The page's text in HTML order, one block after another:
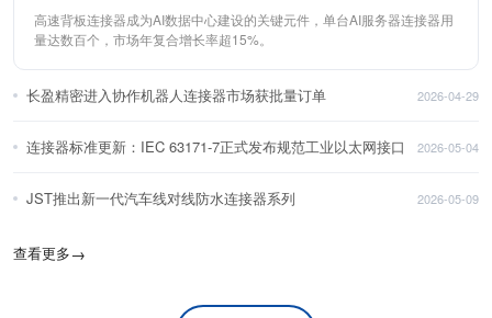
高速背板连接器成为AI数据中心建设的关键元件，单台AI服务器连接器用
量达数百个，市场年复合增长率超15%。
长盈精密进入协作机器人连接器市场获批量订单 2026-04-29
连接器标准更新：IEC 63171-7正式发布规范工业以太网接口 2026-05-04
JST推出新一代汽车线对线防水连接器系列 2026-05-09
查看更多→